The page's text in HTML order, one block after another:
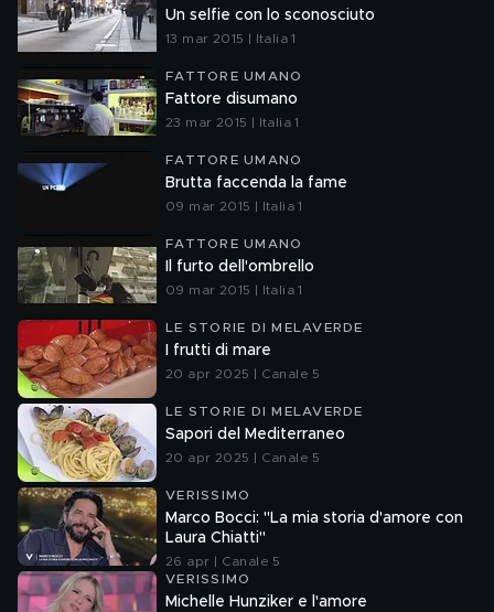
Un selfie con lo sconosciuto
13 mar 2015 | Italia 1
FATTORE UMANO
Fattore disumano
23 mar 2015 | Italia 1
FATTORE UMANO
Brutta faccenda la fame
09 mar 2015 | Italia 1
FATTORE UMANO
Il furto dell'ombrello
09 mar 2015 | Italia 1
LE STORIE DI MELAVERDE
I frutti di mare
20 apr 2025 | Canale 5
LE STORIE DI MELAVERDE
Sapori del Mediterraneo
20 apr 2025 | Canale 5
VERISSIMO
Marco Bocci: "La mia storia d'amore con
Laura Chiatti"
26 apr | Canale 5
VERISSIMO
Michelle Hunziker e l'amore